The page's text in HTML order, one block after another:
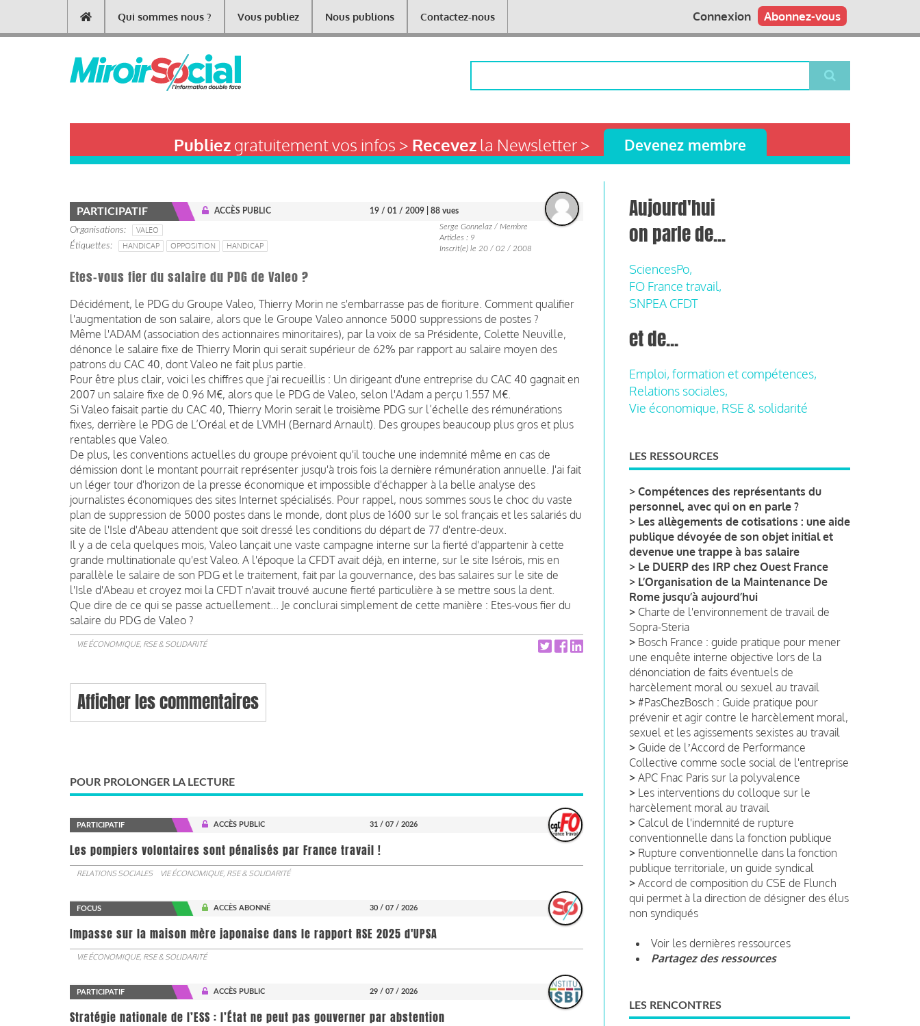
contenu
Main
navigation
Qui sommes nous ? Vous publiez Nous publions Contactez-nous Abonnez-vous
Connexion
Publiezgratuitement vos infos > Recevezla Newsletter > Devenez membre
PARTICIPATIF ACCÈS PUBLIC 19 / 01 / 2009 | 88 vues
Organisations
VALEO
Étiquettes
HANDICAP OPPOSITION HANDICAP
Serge Gonnelaz / Membre
Articles : 9
Inscrit(e) le 20 / 02 / 2008
Etes-vous fier du salaire du PDG de Valeo ?
Décidément, le PDG du Groupe Valeo, Thierry Morin ne s'embarrasse pas de fioriture. Comment qualifier
l'augmentation de son salaire, alors que le Groupe Valeo annonce 5000 suppressions de postes ?
Même l'ADAM (association des actionnaires minoritaires), par la voix de sa Présidente, Colette Neuville,
dénonce le salaire fixe de Thierry Morin qui serait supérieur de 62% par rapport au salaire moyen des
patrons du CAC 40, dont Valeo ne fait plus partie.
Pour être plus clair, voici les chiffres que j'ai recueillis : Un dirigeant d'une entreprise du CAC 40 gagnait en
2007 un salaire fixe de 0.96 M€, alors que le PDG de Valeo, selon l'Adam a perçu 1.557 M€.
Si Valeo faisait partie du CAC 40, Thierry Morin serait le troisième PDG sur l’échelle des rémunérations
fixes, derrière le PDG de L’Oréal et de LVMH (Bernard Arnault). Des groupes beaucoup plus gros et plus
rentables que Valeo.
De plus, les conventions actuelles du groupe prévoient qu'il touche une indemnité même en cas de
démission dont le montant pourrait représenter jusqu'à trois fois la dernière rémunération annuelle. J'ai fait
un léger tour d'horizon de la presse économique et impossible d'échapper à la belle analyse des
journalistes économiques des sites Internet spécialisés. Pour rappel, nous sommes sous le choc du vaste
plan de suppression de 5000 postes dans le monde, dont plus de 1600 sur le sol français et les salariés du
site de l'Isle d'Abeau attendent que soit dressé les conditions du départ de 77 d'entre-deux.
Il y a de cela quelques mois, Valeo lançait une vaste campagne interne sur la fierté d'appartenir à cette
grande multinationale qu'est Valeo. A l'époque la CFDT avait déjà, en interne, sur le site Isérois, mis en
parallèle le salaire de son PDG et le traitement, fait par la gouvernance, des bas salaires sur le site de
l'Isle d'Abeau et croyez moi la CFDT n'avait trouvé aucune fierté particulière à se mettre sous la dent.
Que dire de ce qui se passe actuellement... Je conclurai simplement de cette manière : Etes-vous fier du
salaire du PDG de Valeo ?
VIE ÉCONOMIQUE, RSE & SOLIDARITÉ
Afficher les commentaires
POUR PROLONGER LA LECTURE
PARTICIPATIF ACCÈS PUBLIC 31 / 07 / 2026
Les pompiers volontaires sont pénalisés par France travail !
RELATIONS SOCIALES VIE ÉCONOMIQUE, RSE & SOLIDARITÉ
FOCUS ACCÈS ABONNÉ 30 / 07 / 2026
Impasse sur la maison mère japonaise dans le rapport RSE 2025 d'UPSA
VIE ÉCONOMIQUE, RSE & SOLIDARITÉ
PARTICIPATIF ACCÈS PUBLIC 29 / 07 / 2026
Stratégie nationale de l’ESS : l’État ne peut pas gouverner par abstention
Aujourd'hui
on parle de...
SciencesPo,
FO France travail,
SNPEA CFDT
et de...
Emploi, formation et compétences,
Relations sociales,
Vie économique, RSE & solidarité
LES RESSOURCES
> Compétences des représentants du
personnel, avec qui on en parle ?
> Les allègements de cotisations : une aide
publique dévoyée de son objet initial et
devenue une trappe à bas salaire
> Le DUERP des IRP chez Ouest France
> L’Organisation de la Maintenance De
Rome jusqu’à aujourd’hui
> Charte de l'environnement de travail de
Sopra-Steria
> Bosch France : guide pratique pour mener
une enquête interne objective lors de la
dénonciation de faits éventuels de
harcèlement moral ou sexuel au travail
> #PasChezBosch : Guide pratique pour
prévenir et agir contre le harcèlement moral,
sexuel et les agissements sexistes au travail
> Guide de lʼAccord de Performance
Collective comme socle social de l'entreprise
> APC Fnac Paris sur la polyvalence
> Les interventions du colloque sur le
harcèlement moral au travail
> Calcul de l'indemnité de rupture
conventionnelle dans la fonction publique
> Rupture conventionnelle dans la fonction
publique territoriale, un guide syndical
> Accord de composition du CSE de Flunch
qui permet à la direction de désigner des élus
non syndiqués
Voir les dernières ressources
Partagez des ressources
LES RENCONTRES